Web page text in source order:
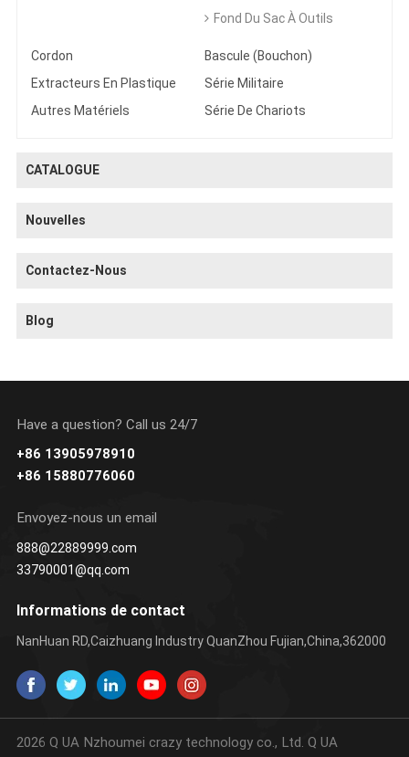
Fond Du Sac À Outils
Cordon
Bascule (bouchon)
Extracteurs En Plastique
Série Militaire
Autres Matériels
Série De Chariots
CATALOGUE
Nouvelles
Contactez-Nous
Blog
Have a question? Call us 24/7
+86 13905978910
+86 15880776060
Envoyez-nous un email
888@22889999.com
33790001@qq.com
Informations de contact
NanHuan RD,Caizhuang Industry QuanZhou Fujian,China,362000
2026 Q UA Nzhoumei crazy technology co., Ltd. Q UA